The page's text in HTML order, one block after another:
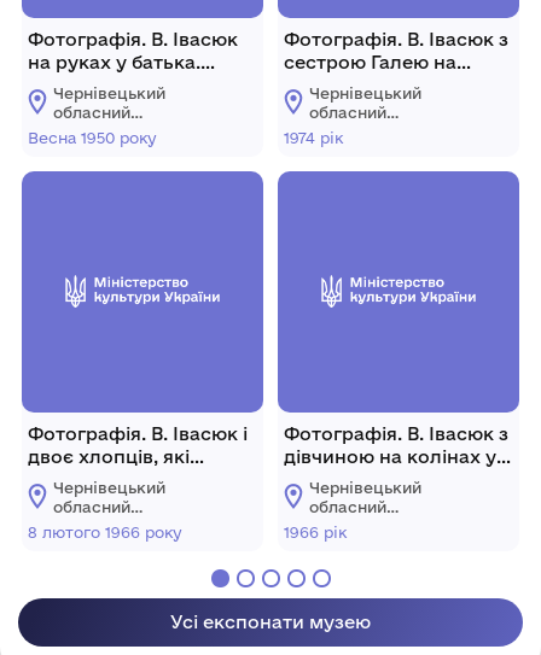
Фотографія. В. Івасюк
на руках у батька.
Весна 1950 року.
Чернівецький
обласний
меморіальний музей
Володимира Івасюка
Весна 1950 року
Фотографія. В. Івасюк і
двоє хлопців, які
чаклують над ним. 8
лютого 1966 року.
Чернівецький
обласний
меморіальний музей
Володимира Івасюка
8 лютого 1966 року
Фотографія. В. Івасюк з
сестрою Галею на
території концтабору
"Аушвіц". Польща.
Освенцім. 1974 рік.
Чернівецький
обласний
меморіальний музей
Володимира Івасюка
1974 рік
Фотографія. В. Івасюк з
дівчиною на колінах у
лісі. 1966 рік.
Чернівецький
обласний
меморіальний музей
Володимира Івасюка
1966 рік
Усі експонати музею